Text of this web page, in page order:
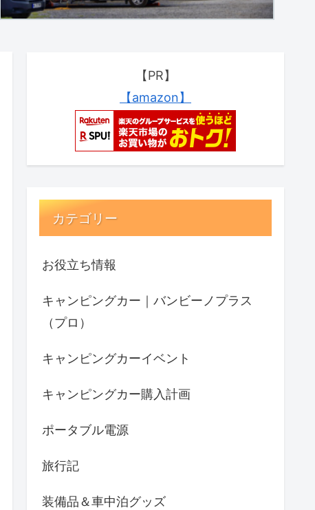
【PR】
【amazon】
カテゴリー
お役立ち情報
キャンピングカー｜バンビーノプラス
（プロ）
キャンピングカーイベント
キャンピングカー購入計画
ポータブル電源
旅行記
装備品＆車中泊グッズ